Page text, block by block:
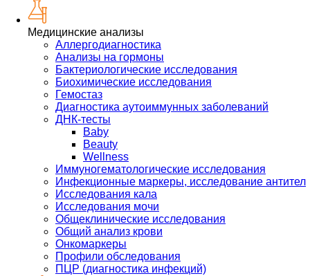
Медицинские анализы
Аллергодиагностика
Анализы на гормоны
Бактериологические исследования
Биохимические исследования
Гемостаз
Диагностика аутоиммунных заболеваний
ДНК-тесты
Baby
Beauty
Wellness
Иммуногематологические исследования
Инфекционные маркеры, исследование антител
Исследования кала
Исследования мочи
Общеклинические исследования
Общий анализ крови
Онкомаркеры
Профили обследования
ПЦР (диагностика инфекций)